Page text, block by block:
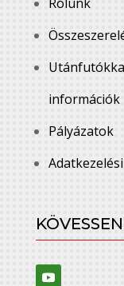
Rólunk
információk
Pályázatok